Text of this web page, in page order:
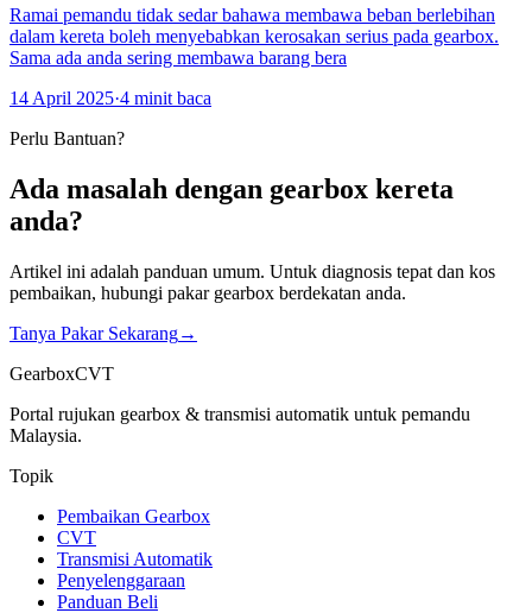
Ramai pemandu tidak sedar bahawa membawa beban berlebihan
dalam kereta boleh menyebabkan kerosakan serius pada gearbox.
Sama ada anda sering membawa barang bera
14 April 2025·4 minit baca
Perlu Bantuan?
Ada masalah dengan gearbox kereta
anda?
Artikel ini adalah panduan umum. Untuk diagnosis tepat dan kos
pembaikan, hubungi pakar gearbox berdekatan anda.
Tanya Pakar Sekarang→
GearboxCVT
Portal rujukan gearbox & transmisi automatik untuk pemandu
Malaysia.
Topik
Pembaikan Gearbox
CVT
Transmisi Automatik
Penyelenggaraan
Panduan Beli